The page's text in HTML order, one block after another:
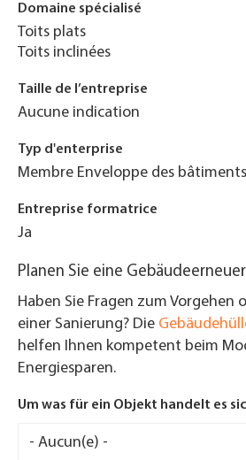
Domaine spécialisé
Toits plats
Toits inclinées
Taille de l’entreprise
Aucune indication
Typ d'enterprise
Membre Enveloppe des
Entreprise formatrice
Ja
Planen Sie eine
Haben Sie Fragen zum Vorgehen
einer Sanierung? Die
helfen Ihnen kompetent beim
Energiesparen.
Um was für ein Objekt handelt es